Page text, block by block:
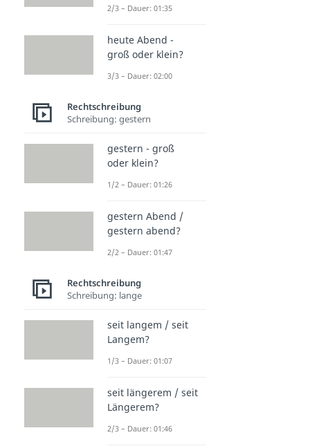
2/3 – Dauer: 01:35
heute Abend -
groß oder klein?
3/3 – Dauer: 02:00
Rechtschreibung
Schreibung: gestern
gestern - groß
oder klein?
1/2 – Dauer: 01:26
gestern Abend /
gestern abend?
2/2 – Dauer: 01:47
Rechtschreibung
Schreibung: lange
seit langem / seit
Langem?
1/3 – Dauer: 01:07
seit längerem / seit
Längerem?
2/3 – Dauer: 01:46